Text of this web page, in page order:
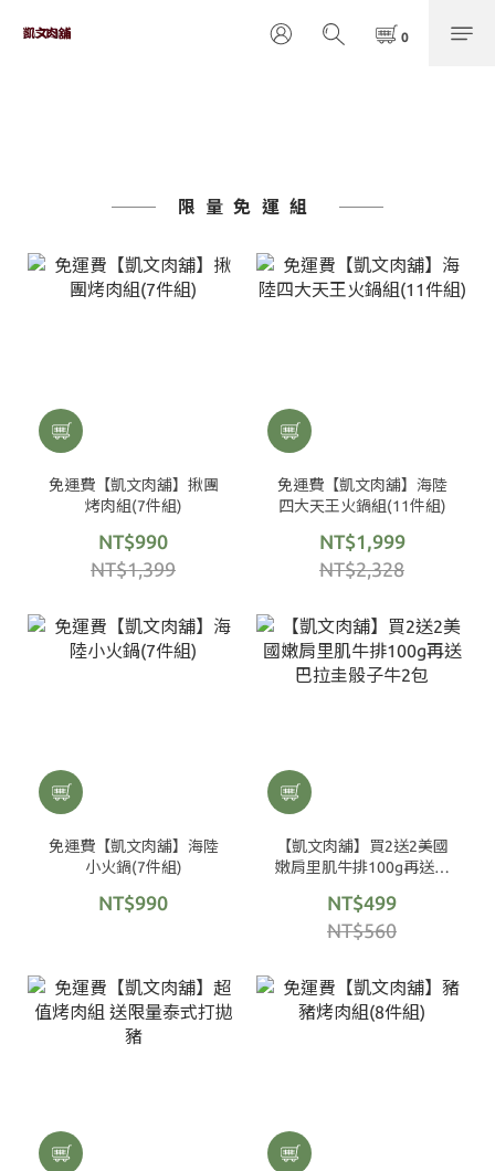
限量免運組
免運費【凱文肉舖】揪團
烤肉組(7件組)
NT$990
NT$1,399
免運費【凱文肉舖】海陸
四大天王火鍋組(11件組)
NT$1,999
NT$2,328
免運費【凱文肉舖】海陸
小火鍋(7件組)
NT$990
【凱文肉舖】買2送2美國
嫩肩里肌牛排100g再送巴
NT$499
NT$560